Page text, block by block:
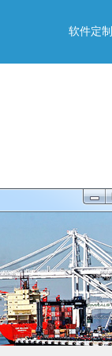
软件定